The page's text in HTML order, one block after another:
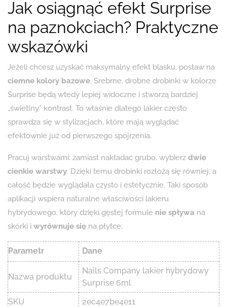
Jak osiągnąć efekt Surprise
na paznokciach? Praktyczne
wskazówki
Jeżeli chcesz uzyskać maksymalny efekt blasku, postaw na
ciemne kolory bazowe. Srebrne, drobne drobinki w kolorze
Surprise będą wtedy lepiej widoczne i stworzą bardziej
„świetlny” kontrast. To właśnie dlatego lakier często
sprawdza się w stylizacjach, które mają wyglądać
efektownie już od pierwszego spojrzenia.
Pracuj warstwami: zamiast nakładać grubo, wybierz dwie
cienkie warstwy. Dzięki temu drobinki rozłożą się równiej, a
całość będzie wyglądała czysto i estetycznie. Taki sposób
aplikacji wspiera naturalne właściwości lakieru
hybrydowego, który dzięki gęstej formule nie spływa na
skórki i wyrównuje się na płytce.
Parametr Dane
Nazwa produktu
Nails Company lakier hybrydowy
Surprise 6ml
SKU
2ec4e7be4e11